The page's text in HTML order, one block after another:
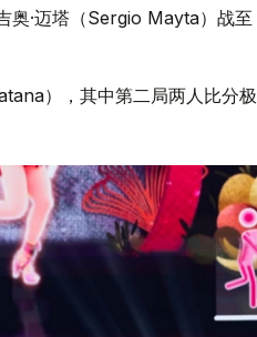
奥·迈塔（Sergio Mayta）战至
），其中第二局两人比分极